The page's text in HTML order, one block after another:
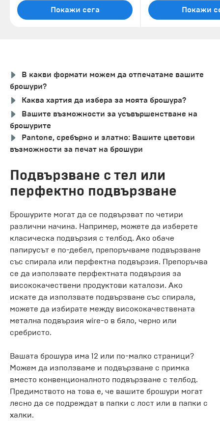
Покажи сега Покажи
В какви формати можем да отпечатаме вашите
брошури?
Каква хартия да избера за моята брошура?
Вашите възможности за усъвършенстване на
брошурите
Pantone, сребърно и златно: Вашите цветови
възможности за печат на брошури
Подвързване с тел или
перфектно подвързване
Брошурите могат да се подвързват по четири
различни начина. Например, можете да изберете
класическа подвързия с телбод. Ако обаче
папирусът е по-дебел, препоръчваме подвързване
със спирала или перфектна подвързия. Препоръчва
се да използвате перфектната подвързия за
висококачествени продуктови каталози. Ако
искате да използвате подвързване със спирала,
можете да избирате между висококачествената
метална подвързия wire-o в бяло, черно или
сребристо.
Вашата брошура има 12 или по-малко страници?
Можем да използваме и подвързване с примка
вместо конвенционалното подвързване с телбод.
Предимството на това е, че вашите брошури могат
лесно да се подреждат в папки с лост или в папки с
халки.